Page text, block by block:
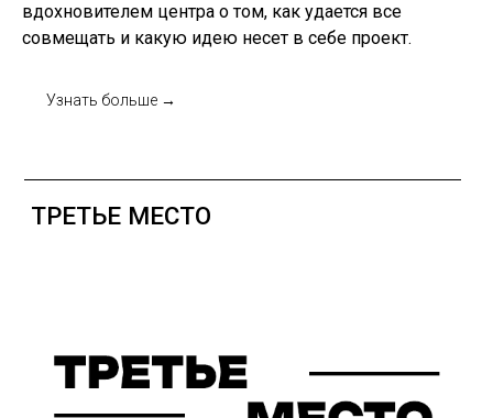
вдохновителем центра о том, как удается все
совмещать и какую идею несет в себе проект.
Узнать больше →
VK
Я.Афиша
Будни: 10:30-20:00
voshod.chg@gmail.com